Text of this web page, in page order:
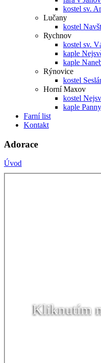
kostel sv.
Lučany
kostel
Rychnov
kostel sv.
kaple
kaple
Rýnovice
kostel
Horní Maxov
kostel
kaple
Farní list
Kontakt
Adorace
Úvod
Kliknutím